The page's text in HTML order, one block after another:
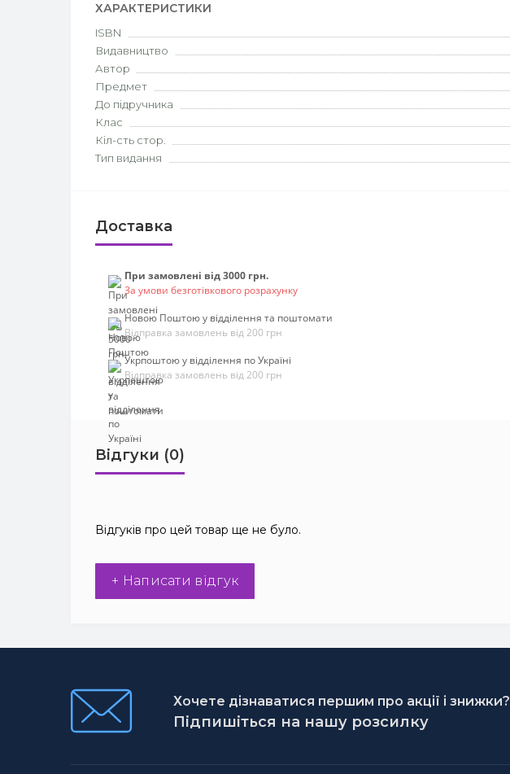
ХАРАКТЕРИСТИКИ
ISBN
Видавництво
Автор
Предмет
До підручника
Клас
Кіл-сть стор.
Тип видання
Доставка
При замовлені від 3000 грн.
За умови безготівкового розрахунку
Новою Поштою у відділення та поштомати
Відправка замовлень від 200 грн
Укрпоштою у відділення по Україні
Відправка замовлень від 200 грн
Відгуки (0)
Відгуків про цей товар ще не було.
+ Написати відгук
Хочете дізнаватися першим про акції і знижки?
Підпишіться на нашу розсилку